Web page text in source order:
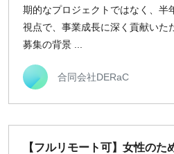
時給
1,500
指定なし
期的なプロジェクトではなく、半
視点で、事業成長に深く貢献いた
募集の背景 ...
合同会社DERaC
【フルリモート可】女性の